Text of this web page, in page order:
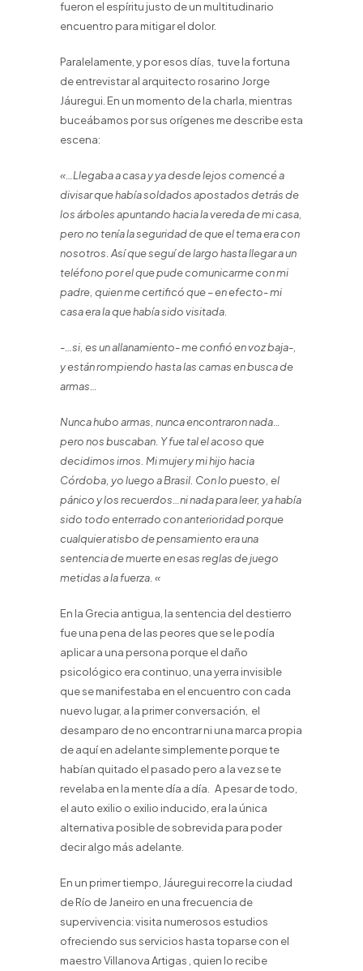
fueron el espíritu justo de un multitudinario
encuentro para mitigar el dolor.
Paralelamente, y por esos días, tuve la fortuna
de entrevistar al arquitecto rosarino Jorge
Jáuregui. En un momento de la charla, mientras
buceábamos por sus orígenes me describe esta
escena:
«…Llegaba a casa y ya desde lejos comencé a
divisar que había soldados apostados detrás de
los árboles apuntando hacia la vereda de mi casa,
pero no tenía la seguridad de que el tema era con
nosotros. Así que seguí de largo hasta llegar a un
teléfono por el que pude comunicarme con mi
padre, quien me certificó que – en efecto- mi
casa era la que había sido visitada.
-…si, es un allanamiento- me confió en voz baja-,
y están rompiendo hasta las camas en busca de
armas…
Nunca hubo armas, nunca encontraron nada…
pero nos buscaban. Y fue tal el acoso que
decidimos irnos. Mi mujer y mi hijo hacia
Córdoba, yo luego a Brasil. Con lo puesto, el
pánico y los recuerdos…ni nada para leer, ya había
sido todo enterrado con anterioridad porque
cualquier atisbo de pensamiento era una
sentencia de muerte en esas reglas de juego
metidas a la fuerza. «
En la Grecia antigua, la sentencia del destierro
fue una pena de las peores que se le podía
aplicar a una persona porque el daño
psicológico era continuo, una yerra invisible
que se manifestaba en el encuentro con cada
nuevo lugar, a la primer conversación, el
desamparo de no encontrar ni una marca propia
de aquí en adelante simplemente porque te
habían quitado el pasado pero a la vez se te
revelaba en la mente día a día. A pesar de todo,
el auto exilio o exilio inducido, era la única
alternativa posible de sobrevida para poder
decir algo más adelante.
En un primer tiempo, Jáuregui recorre la ciudad
de Río de Janeiro en una frecuencia de
supervivencia: visita numerosos estudios
ofreciendo sus servicios hasta toparse con el
maestro Villanova Artigas , quien lo recibe